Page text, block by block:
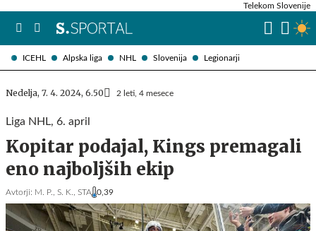
ICEHL Alpska liga NHL Slovenija Legionarji
Telekom Slovenije
Nedelja, 7. 4. 2024, 6.50 2 leti, 4 mesece
Liga NHL, 6. april
Kopitar podajal, Kings premagali
eno najboljših ekip
Avtorji: M. P., S. K., STA 0,39